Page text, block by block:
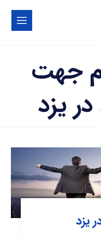
جهت
یزد
یزد